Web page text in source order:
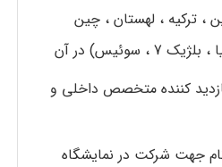
، ترکیه ، لهستان ، چین
سوئیس) در آن
بیش از ۱۲۳۵۰ بازدید کننده متخصص داخلی و
جهت شرکت در نمایشگاه